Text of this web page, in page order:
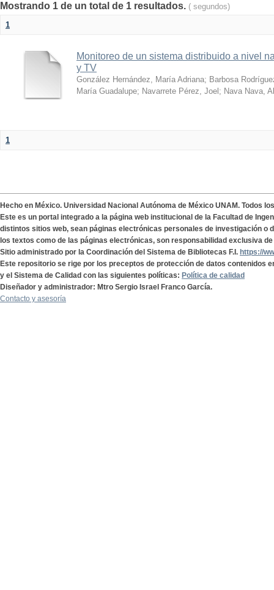
Mostrando 1 de un total de 1 resultados. ( segundos)
1
Monitoreo de un sistema distribuido a nivel
y TV
González Hernández, María Adriana; Barbosa
María Guadalupe; Navarrete Pérez, Joel ; Nava Nava,
1
Hecho en México. Universidad Nacional Autónoma de México UNAM. Todos
Este es un portal integrado a la página web institucional de la Facultad de
distintos sitios web, sean páginas electrónicas personales de investigación o
los textos como de las páginas electrónicas, son responsabilidad exclusiva
Sitio administrado por la Coordinación del Sistema de Bibliotecas F.I. https://
Este repositorio se rige por los preceptos de protección de datos contenidos
y el Sistema de Calidad con las siguientes políticas: Política de calidad
Diseñador y administrador: Mtro Sergio Israel Franco García.
Contacto y asesoría